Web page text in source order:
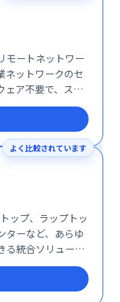
モートネットワー
ネットワークのセ
ェア不要で、スケ
し、安全で効率的
軟なプラットフ
とセキュリティ向
よく比較されています
ップ、ラップトッ
ターなど、あらゆ
る統合ソリューシ
全体を効率的に制
強化を実現しま